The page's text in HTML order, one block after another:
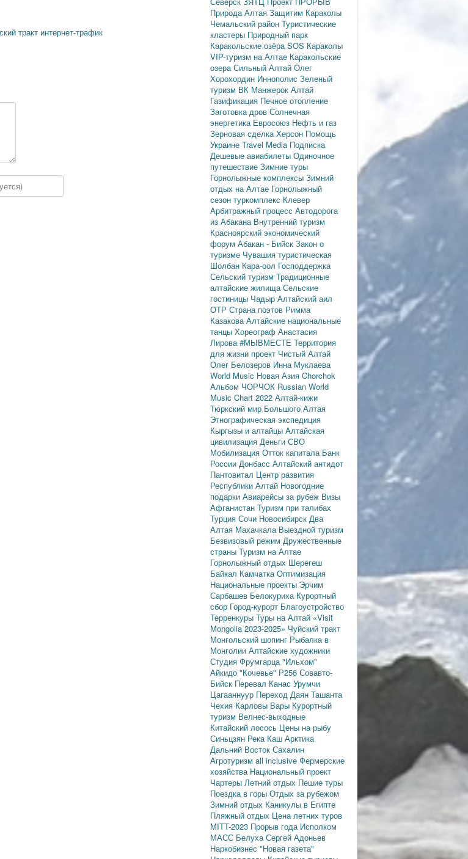
тракт интернет-трафик
Природа Алтая Защитим Караколы
Чемальский район Туристические
кластеры Природный парк
Каракольские озёраSOS Караколы
VIP-туризм на Алтае Каракольские
озераСильный Алтай Олег
Хорохордин Иннополис Зеленый
туризм ВК Манжерок Алтай
Газификация Печное отопление
Заготовка дров Солнечная
энергетика Евросоюз Нефть и газ
Зерновая сделкаХерсон Помощь
Украине Travel Media Подписка
Дешевые авиабилеты Одиночное
путешествие Зимние туры
Горнолыжные комплексы Зимний
отдых на Алтае Горнолыжный
сезон туркомплекс Клевер
Арбитражный процесс Автодорога
из Абакана Внутренний туризм
Красноярский экономический
форум Абакан - Бийск Закон о
туризме Чувашия туристическая
Шолбан Кара-оол Господдержка
Сельский туризм Традиционные
алтайские жилищаСельские
гостиницы Чадыр Алтайский аил
ОТР Страна поэтов Римма
КазаковаАлтайские национальные
танцы Хореограф Анастасия
Лирова#МЫВМЕСТЕ Территория
для жизни проект Чистый Алтай
Олег Белозеров Инна Муклаева
World Music Новая Азия Chorchok
Альбом ЧОРЧОК Russian World
Music Chart 2022 Алтай-кижи
Тюркский мир Большого Алтая
Этнографическая экспедиция
Кыргызы и алтайцы Алтайская
цивилизация Деньги СВО
Мобилизация Отток капитала Банк
России Донбасс Алтайский антидот
Пантовитал Центр развития
Республики Алтай Новогодние
подарки Авиарейсы за рубеж Визы
Афганистан Туризм при талибах
Турция Сочи Новосибирск Два
Алтая Махачкала Выездной туризм
Безвизовый режим Дружественные
страны Туризм на Алтае
Горнолыжный отдых Шерегеш
Байкал КамчаткаОптимизация
Национальные проекты Эрчим
Сарбашев Белокуриха Курортный
сбор Город-курорт Благоустройство
Терренкуры Туры на Алтай «Visit
Mongolia 2023-2025» Чуйский тракт
Монгольский шопинг Рыбалка в
Монголии Алтайские художники
Студия Фрумгарца"Ильхом"
Айкидо "Кочевье" Р256 Совавто-
Бийск Перевал Канас Урумчи
Цагааннуур Переход Даян Ташанта
Чехия Карловы Вары Курортный
туризм Велнес-выходные
Китайский лосось Цены на рыбу
Синьцзян Река Каш Арктика
Дальний Восток Сахалин
Агротуризм all inclusive Фермерские
хозяйства Национальный проект
Чартеры Летний отдых Пешие туры
Поездка в горы Отдых за рубежом
Зимний отдых Каникулы в Египте
Пляжный отдых Цена летних туров
MITT-2023 Прорыв года Исполком
МАСС БелухаСергей Адоньев
Наркобизнес "Новая газета"